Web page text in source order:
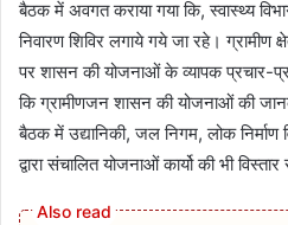
बैठक में अवगत कराया गया कि, स्वास्थ्य
निवारण शिविर लगाये गये जा रहे। ग्रामीण
पर शासन की योजनाओं के व्यापक प्रचार-
कि ग्रामीणजन शासन की योजनाओं की
बैठक में उद्यानिकी, जल निगम, लोक निर्माण
द्वारा संचालित योजनाओं कार्यो की भी